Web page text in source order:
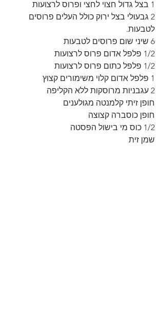
1 בצל גדול חצוי לחצי ופרוס לרצועות
2 גבעולי בצל ירוק כולל העלים פרוסים
לטבעות.
6 שיני שום פרוסים לטבעות
1/2 פלפל אדום פרוס לרצועות
1/2 פלפל כתום פרוס לרצועות
1 פלפל אדום קלוי משימורים קצוץ
2 עגבניות מרוסקות ללא הקליפה
חופן זיתי קלמנטה מגולענים
חופן כוסברה קצוצה
1/2 כוס מי בישול הפסטה
שמן זית